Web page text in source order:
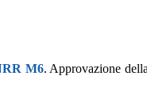
M6. Approvazione